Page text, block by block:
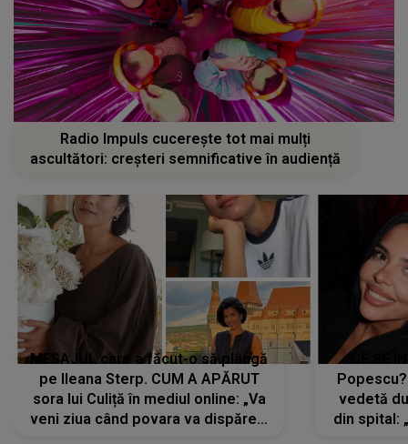
Radio Impuls cucerește tot mai mulți
ascultători: creșteri semnificative în audiență
MESAJUL care a făcut-o să plângă
pe Ileana Sterp. CUM A APĂRUT
sora lui Culiță în mediul online: „Va
veni ziua când povara va dispărea,
vedetă
din spital: